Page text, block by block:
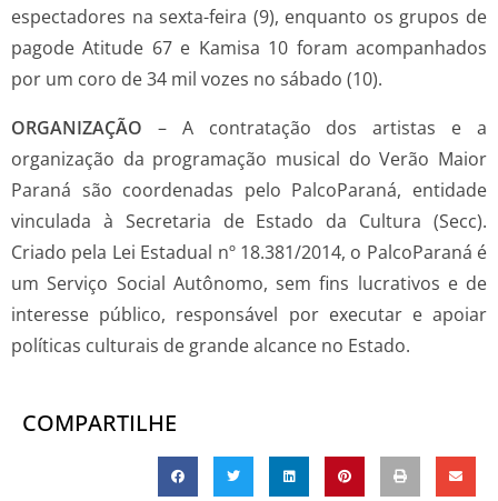
espectadores na sexta-feira (9), enquanto os grupos de
pagode Atitude 67 e Kamisa 10 foram acompanhados
por um coro de 34 mil vozes no sábado (10).
ORGANIZAÇÃO – A contratação dos artistas e a
organização da programação musical do Verão Maior
Paraná são coordenadas pelo PalcoParaná, entidade
vinculada à Secretaria de Estado da Cultura (Secc).
Criado pela Lei Estadual nº 18.381/2014, o PalcoParaná é
um Serviço Social Autônomo, sem fins lucrativos e de
interesse público, responsável por executar e apoiar
políticas culturais de grande alcance no Estado.
COMPARTILHE